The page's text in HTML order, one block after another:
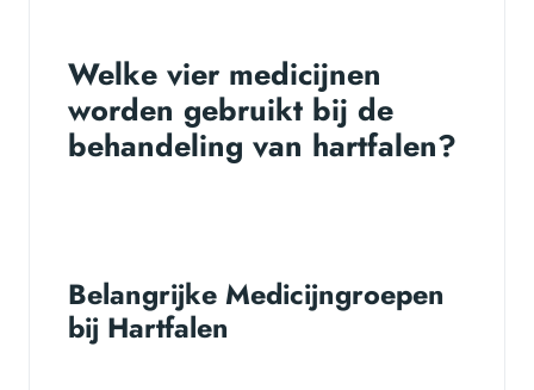
Welke vier medicijnen
worden gebruikt bij de
behandeling van hartfalen?
Belangrijke Medicijngroepen
bij Hartfalen